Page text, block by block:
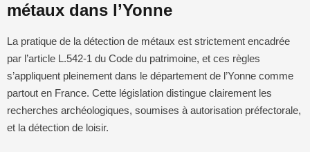
métaux dans l’Yonne
La pratique de la détection de métaux est strictement encadrée
par l’article L.542-1 du Code du patrimoine, et ces règles
s’appliquent pleinement dans le département de l’Yonne comme
partout en France. Cette législation distingue clairement les
recherches archéologiques, soumises à autorisation préfectorale,
et la détection de loisir.